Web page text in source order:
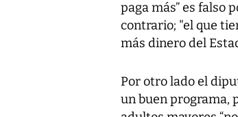
paga más” es falso
contrario; "el que
más dinero del
Por otro lado el
un buen programa,